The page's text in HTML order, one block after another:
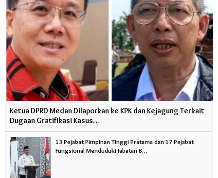
Ketua DPRD Medan Dilaporkan ke KPK dan Kejagung Terkait
Dugaan Gratifikasi Kasus…
13 Pejabat Pimpinan Tinggi Pratama dan 17 Pejabat
Fungsional Menduduki Jabatan B…